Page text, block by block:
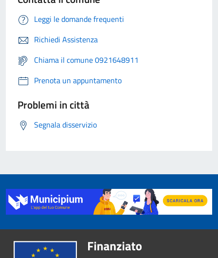
Leggi le domande frequenti
Richiedi Assistenza
Chiama il comune 0921648911
Prenota un appuntamento
Problemi in città
Segnala disservizio